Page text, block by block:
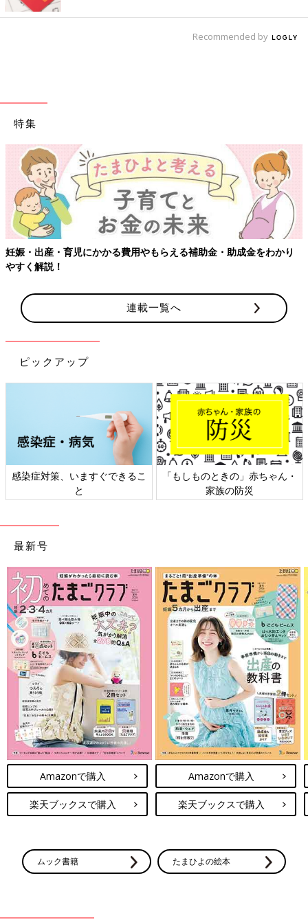
Recommended by
特集
妊娠・出産・育児にかかる費用やもらえる補助金・助成金をわかり
やすく解説！
連載一覧へ
ピックアップ
感染症対策、いますぐできるこ
と
「もしものときの」赤ちゃん・
家族の防災
最新号
Amazonで購入
楽天ブックスで購入
Amazonで購入
楽天ブックスで購入
ムック書籍 たまひよの絵本